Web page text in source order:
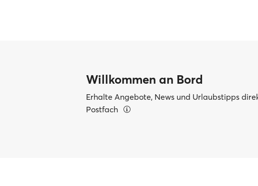
Willkommen an Bord
Erhalte Angebote, News und Urlaubstipps
Postfach